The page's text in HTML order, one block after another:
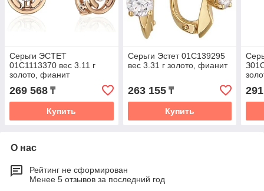
Серьги ЭСТЕТ
01С1113370 вес 3.11 г
золото, фианит
269 568 ₸
Купить
Серьги Эстет 01С139295
вес 3.31 г золото, фианит
263 155₸
Купить
О нас
Рейтинг не сформирован
Менее 5 отзывов за последний год